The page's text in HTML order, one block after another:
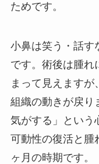
ためです。
小鼻は笑う・話す
です。術後は腫れ
まって見えます
組織の動きが戻り
気がする」という
可動性の復活と腫
ヶ月の時期です。